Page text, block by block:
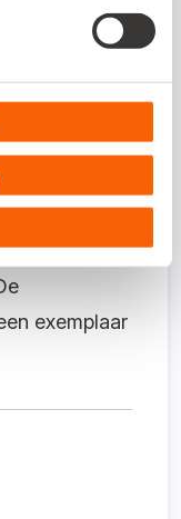
int."
boeken
exemplaar